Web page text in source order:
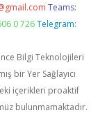
Teams:
0 726 Telegram:
Bilgi Teknolojileri
bir Yer Sağlayıcı
içerikleri proaktif
bulunmamaktadır.